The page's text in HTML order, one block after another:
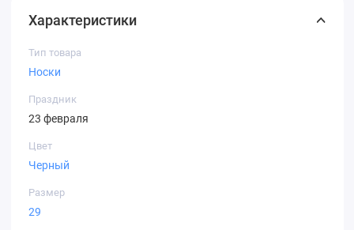
Характеристики
Тип товара
Носки
Праздник
23 февраля
Цвет
Черный
Размер
29